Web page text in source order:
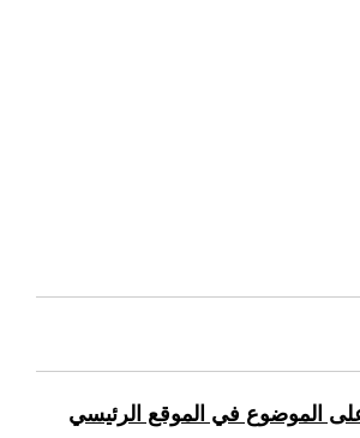
على الموضوع في الموقع الرئيسي